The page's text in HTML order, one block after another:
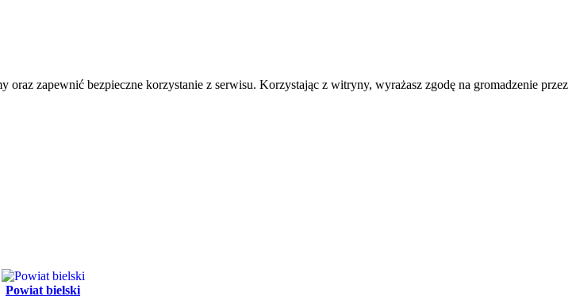
zapewnić bezpieczne korzystanie z serwisu. Korzystając z witryny, wyrażasz zgodę na gromadzenie przez
Powiat bielski